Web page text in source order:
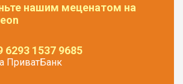
нашим меценатом на
6293 1537 9685
ПриватБанк